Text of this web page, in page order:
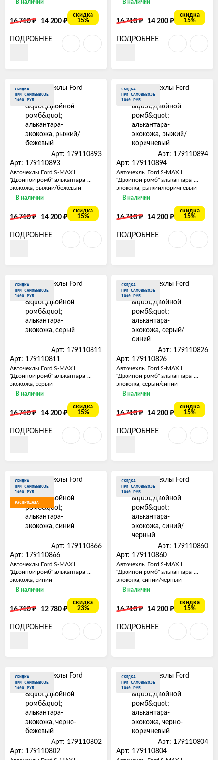
В наличии
16 710₽ 14 200 ₽
скидка
15%
ПОДРОБНЕЕ
В наличии
16 710₽ 14 200 ₽
скидка
15%
ПОДРОБНЕЕ
СКИДКА
ПРИ САМОВЫВОЗЕ
1000 РУБ.
Арт: 179110893
Арт: 179110893
Авточехлы Ford S-MAX I
"Двойной ромб" алькантара-
экокожа, рыжий/бежевый
В наличии
16 710₽ 14 200 ₽
скидка
15%
ПОДРОБНЕЕ
СКИДКА
ПРИ САМОВЫВОЗЕ
1000 РУБ.
Арт: 179110894
Арт: 179110894
Авточехлы Ford S-MAX I
"Двойной ромб" алькантара-
экокожа, рыжий/коричневый
В наличии
16 710₽ 14 200 ₽
скидка
15%
ПОДРОБНЕЕ
СКИДКА
ПРИ САМОВЫВОЗЕ
1000 РУБ.
Арт: 179110811
Арт: 179110811
Авточехлы Ford S-MAX I
"Двойной ромб" алькантара-
экокожа, серый
В наличии
16 710₽ 14 200 ₽
скидка
15%
ПОДРОБНЕЕ
СКИДКА
ПРИ САМОВЫВОЗЕ
1000 РУБ.
Арт: 179110826
Арт: 179110826
Авточехлы Ford S-MAX I
"Двойной ромб" алькантара-
экокожа, серый/синий
В наличии
16 710₽ 14 200 ₽
скидка
15%
ПОДРОБНЕЕ
СКИДКА
ПРИ САМОВЫВОЗЕ
1000 РУБ.
РАСПРОДАЖА
Арт: 179110866
Арт: 179110866
Авточехлы Ford S-MAX I
"Двойной ромб" алькантара-
экокожа, синий
В наличии
16 710₽ 12 780 ₽
скидка
23%
ПОДРОБНЕЕ
СКИДКА
ПРИ САМОВЫВОЗЕ
1000 РУБ.
Арт: 179110860
Арт: 179110860
Авточехлы Ford S-MAX I
"Двойной ромб" алькантара-
экокожа, синий/черный
В наличии
16 710₽ 14 200 ₽
скидка
15%
ПОДРОБНЕЕ
СКИДКА
ПРИ САМОВЫВОЗЕ
1000 РУБ.
Арт: 179110802
Арт: 179110802
СКИДКА
ПРИ САМОВЫВОЗЕ
1000 РУБ.
Арт: 179110804
Арт: 179110804